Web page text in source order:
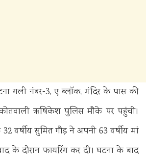
गली नंबर-3, ए ब्लॉक, मंदिर के पास की
ऋषिकेश पुलिस मौके पर पहुंची।
वर्षीय सुमित गौड़ ने अपनी 63 वर्षीय मां
के दौरान फायरिंग कर दी। घटना के बाद